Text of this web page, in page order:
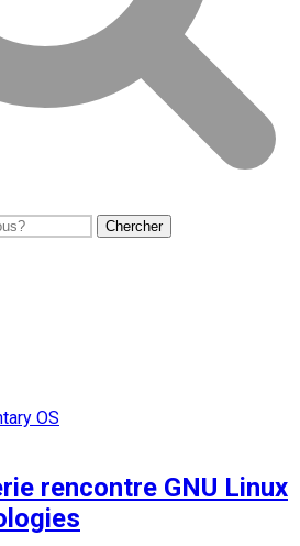
OS
rencontre GNU Linux